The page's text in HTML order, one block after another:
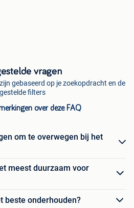
vragen
gebaseerd op je zoekopdracht en de
filters
over deze FAQ
om te overwegen bij het
meest duurzaam voor
beste onderhouden?